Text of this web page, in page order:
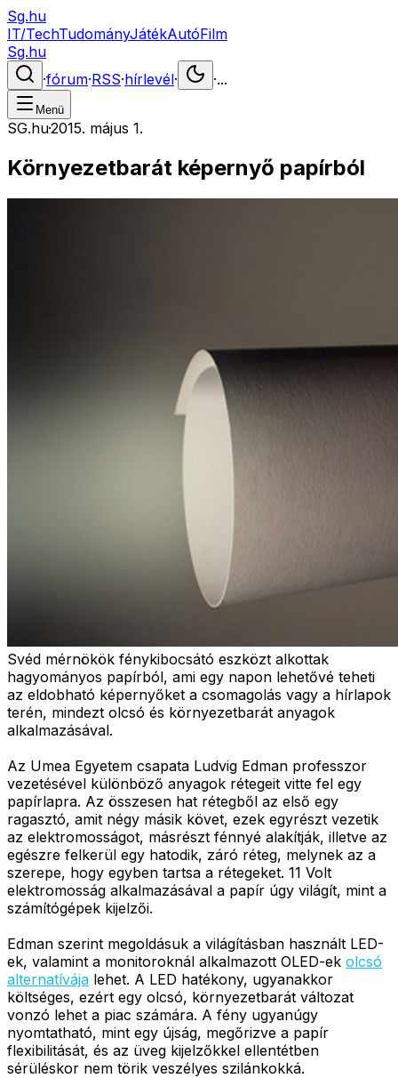
Sg.hu
IT/TechTudományJátékAutóFilm
Sg.hu
·fórum·RSS·hírlevél· ·...
Menü
SG.hu·2015. május 1.
Környezetbarát képernyő papírból
Svéd mérnökök fénykibocsátó eszközt alkottak
hagyományos papírból, ami egy napon lehetővé teheti
az eldobható képernyőket a csomagolás vagy a hírlapok
terén, mindezt olcsó és környezetbarát anyagok
alkalmazásával.
Az Umea Egyetem csapata Ludvig Edman professzor
vezetésével különböző anyagok rétegeit vitte fel egy
papírlapra. Az összesen hat rétegből az első egy
ragasztó, amit négy másik követ, ezek egyrészt vezetik
az elektromosságot, másrészt fénnyé alakítják, illetve az
egészre felkerül egy hatodik, záró réteg, melynek az a
szerepe, hogy egyben tartsa a rétegeket. 11 Volt
elektromosság alkalmazásával a papír úgy világít, mint a
számítógépek kijelzői.
Edman szerint megoldásuk a világításban használt LED-
ek, valamint a monitoroknál alkalmazott OLED-ek olcsó
alternatívája lehet. A LED hatékony, ugyanakkor
költséges, ezért egy olcsó, környezetbarát változat
vonzó lehet a piac számára. A fény ugyanúgy
nyomtatható, mint egy újság, megőrizve a papír
flexibilitását, és az üveg kijelzőkkel ellentétben
sérüléskor nem törik veszélyes szilánkokká.